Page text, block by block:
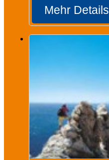
Mehr Details